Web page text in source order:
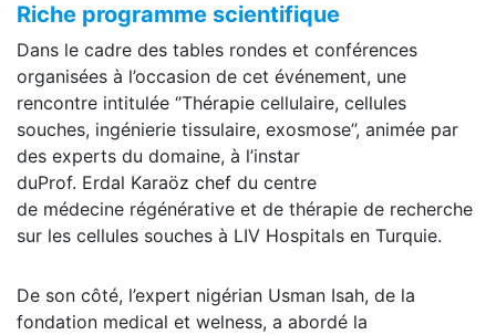
Riche programme scientifique
Dans le cadre des tables rondes et conférences
organisées à l’occasion de cet événement, une
rencontre intitulée ‘’Thérapie cellulaire, cellules
souches, ingénierie tissulaire, exosmose’’, animée par
des experts du domaine, à l’instar
duProf. Erdal Karaöz chef du centre
de médecine régénérative et de thérapie de recherche
sur les cellules souches à LIV Hospitals en Turquie.
De son côté, l’expert nigérian Usman Isah, de la
fondation medical et welness, a abordé la